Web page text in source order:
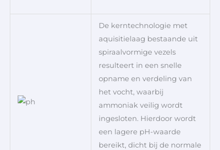
De kerntechnologie met
aquisitielaag bestaande uit
spiraalvormige vezels
resulteert in een snelle
opname en verdeling van
het vocht, waarbij
ammoniak veilig wordt
ingesloten. Hierdoor wordt
een lagere pH-waarde
bereikt, dicht bij de normale